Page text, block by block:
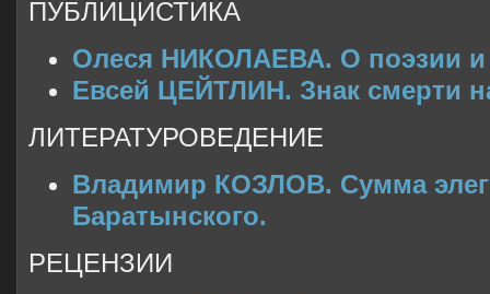
ПУБЛИЦИСТИКА
Олеся НИКОЛАЕВА. О поэзии и
Евсей ЦЕЙТЛИН. Знак смерти
ЛИТЕРАТУРОВЕДЕНИЕ
Владимир КОЗЛОВ. Сумма
Баратынского.
РЕЦЕНЗИИ